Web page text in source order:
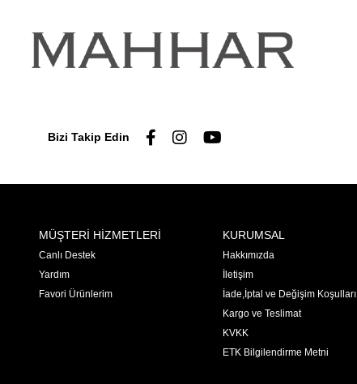
Bizi Takip Edin
MÜŞTERİ HİZMETLERİ
Canlı Destek
Yardım
Favori Ürünlerim
KURUMSAL
Hakkımızda
İletişim
İade,İptal ve Değişim Koşulları
Kargo ve Teslimat
KVKK
ETK Bilgilendirme Metni